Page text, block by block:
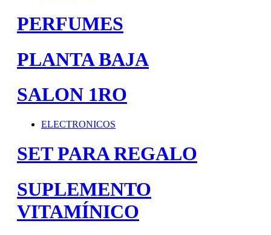
PERFUMES
PLANTA BAJA
SALON 1RO
ELECTRONICOS
SET PARA REGALO
SUPLEMENTO
VITAMÍNICO